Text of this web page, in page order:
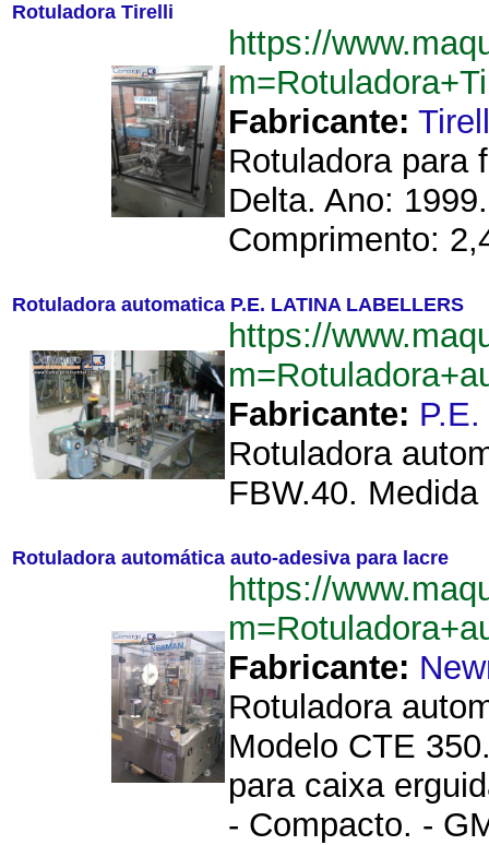
Rotuladora Tirelli
https://
Fabricante:
Rotuladora para
Delta. Ano:
Comprimento:
Rotuladora automatica P.E. LATINA LABELLERS
https://
Fabricante:
Rotuladora
FBW.40.
Rotuladora automática auto-adesiva para lacre
https://
Fabricante:
Rotuladora
Modelo CTE
para caixa
- Compacto. -